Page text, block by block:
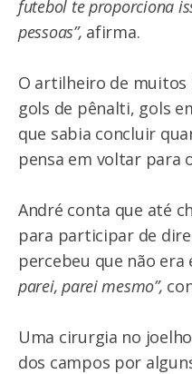
futebol te proporciona
pessoas”, afirma.
O artilheiro de muitos
gols de pênalti, gols
que sabia concluir
pensa em voltar para
André conta que até
para participar de
percebeu que não era
parei, parei mesmo”,
Uma cirurgia no
dos campos por